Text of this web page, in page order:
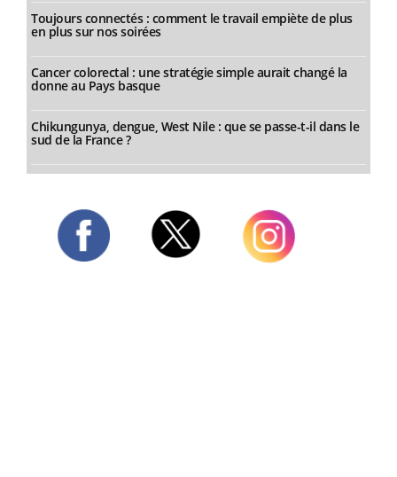
Toujours connectés : comment le travail empiète de plus
en plus sur nos soirées
Cancer colorectal : une stratégie simple aurait changé la
donne au Pays basque
Chikungunya, dengue, West Nile : que se passe-t-il dans le
sud de la France ?